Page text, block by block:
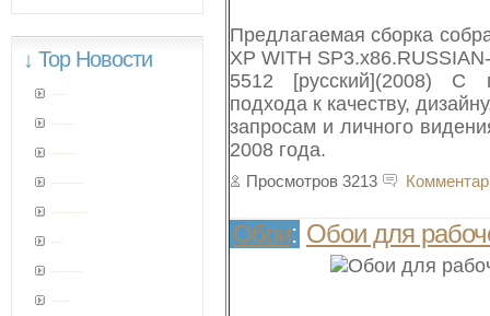
Предлагаемая сборка
XP WITH
5512 [русский](2008) С
подхода к качеству,
запросам и личного
2008 года.
Просмотров 3213
Обои: Обои для
↓ Top Новости